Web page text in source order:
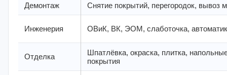
Демонтаж Снятие покрытий, перегородок, вывоз
Инженерия ОВиК, ВК, ЭОМ, слаботочка,
Отделка
Шпатлёвка, окраска, плитка,
покрытия